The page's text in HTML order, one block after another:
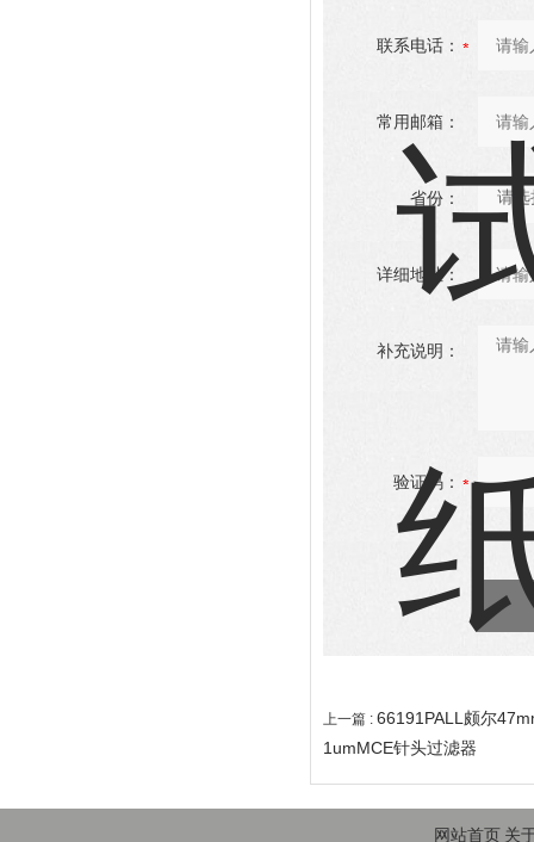
联系电话：
常用邮箱：
省份：
详细地址：
补充说明：
验证码：
上一篇 : 66191PALL颇尔
1umMCE针头过滤器
网站首页 关